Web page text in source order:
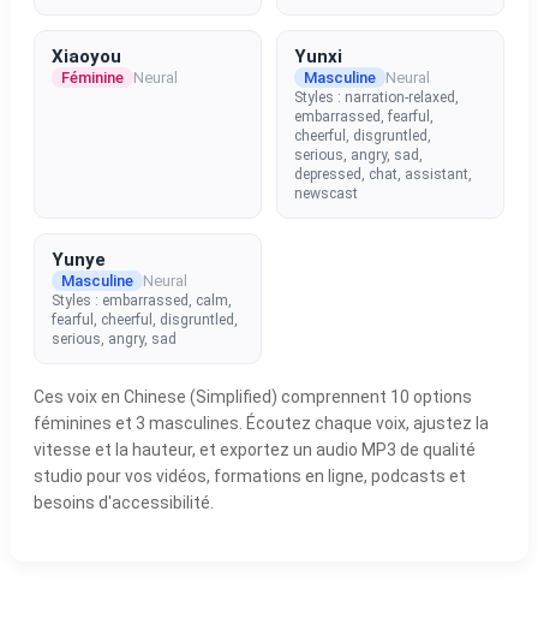
Xiaoyou
Féminine Neural
Yunxi
Masculine Neural
Styles : narration-relaxed,
embarrassed, fearful,
cheerful, disgruntled,
serious, angry, sad,
depressed, chat, assistant,
newscast
Yunye
Masculine Neural
Styles : embarrassed, calm,
fearful, cheerful, disgruntled,
serious, angry, sad
Ces voix en Chinese (Simplified) comprennent 10 options
féminines et 3 masculines. Écoutez chaque voix, ajustez la
vitesse et la hauteur, et exportez un audio MP3 de qualité
studio pour vos vidéos, formations en ligne, podcasts et
besoins d'accessibilité.